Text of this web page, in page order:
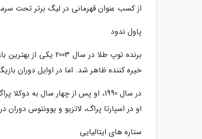
از کسب عنوان قهرمانی در لیگ برتر تحت
پاول ندود
خیره کننده ظاهر شد. اما در اوایل دوران
در سال 1990، او پس از چهار سال
او در اسپارتا پراگ، لاتزیو و یوونتوس
ستاره های ایتالیایی